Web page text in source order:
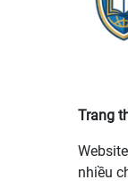
Trang
nhiều